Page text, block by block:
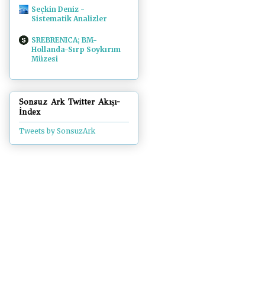
Seçkin Deniz -
Sistematik Analizler
SREBRENICA; BM-
Hollanda-Sırp Soykırım
Müzesi
Sonsuz Ark Twitter Akışı-
İndex
Tweets by SonsuzArk